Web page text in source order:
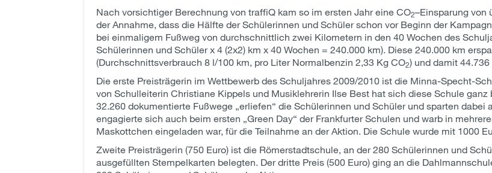
Nach vorsichtiger Berechnung von traffiQ kam so im ersten Jahr eine CO2–Einsparung von
der Annahme, dass die Hälfte der Schülerinnen und Schüler schon vor Beginn der
bei einmaligem Fußweg von durchschnittlich zwei Kilometern in den 40 Wochen des
Schülerinnen und Schüler x 4 (2x2) km x 40 Wochen = 240.000 km). Diese 240.000 km
(Durchschnittsverbrauch 8 l/100 km, pro Liter Normalbenzin 2,33 Kg CO2) und damit 44.736
Die erste Preisträgerin im Wettbewerb des Schuljahres 2009/2010 ist die Minna-Specht-
von Schulleiterin Christiane Kippels und Musiklehrerin Ilse Best hat sich diese Schule
32.260 dokumentierte Fußwege „erliefen“ die Schülerinnen und Schüler und sparten dabei
engagierte sich auch beim ersten „Green Day“ der Frankfurter Schulen und warb in
Maskottchen eingeladen war, für die Teilnahme an der Aktion. Die Schule wurde mit 1000
Zweite Preisträgerin (750 Euro) ist die Römerstadtschule, an der 280 Schülerinnen und
ausgefüllten Stempelkarten belegten. Der dritte Preis (500 Euro) ging an die